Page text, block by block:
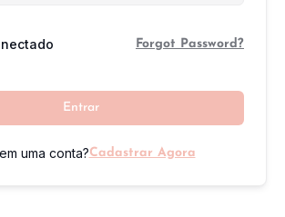
Forgot Password?
Entrar
uma conta?Cadastrar Agora